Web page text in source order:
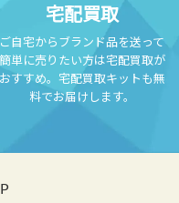
宅配買取
ご自宅からブランド品を送って
簡単に売りたい方は宅配買取が
おすすめ。宅配買取キットも無
料でお届けします。